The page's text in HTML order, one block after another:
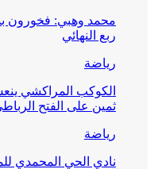
محمد وهبي: فخورون
ربع النهائي
رياضة
الكوكب المراكشي
ثمين على الفتح
رياضة
نادي الحي المحمدي